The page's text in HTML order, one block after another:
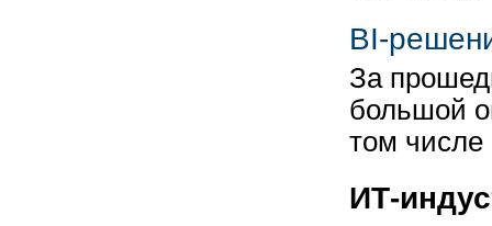
BI-
За
большой
том
ИТ-